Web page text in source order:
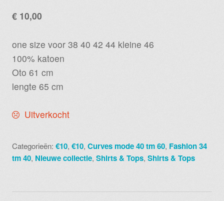
€ 10,00
one size voor 38 40 42 44 kleine 46
100% katoen
Oto 61 cm
lengte 65 cm
Uitverkocht
Categorieën:€10,€10,Curves mode 40 tm 60, Fashion 34
tm 40, Nieuwe collectie,Shirts & Tops,Shirts & Tops